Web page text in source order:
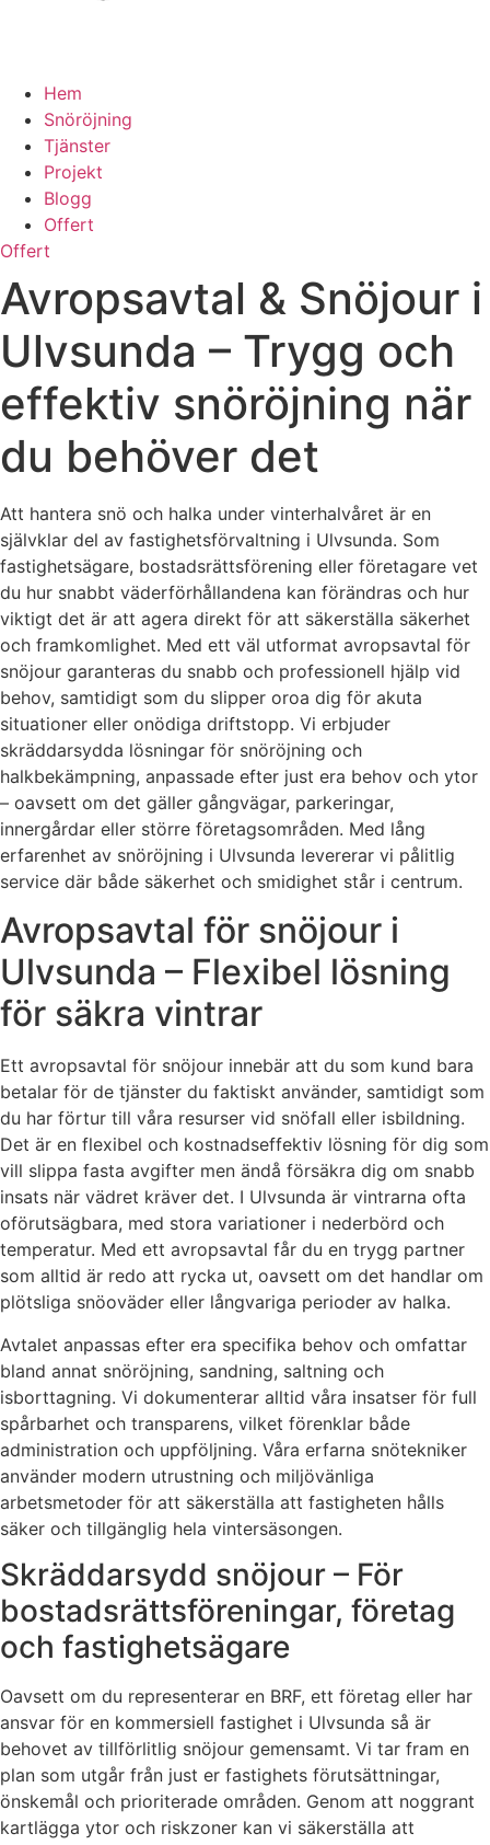
Hem
Snöröjning
Tjänster
Projekt
Blogg
Offert
Offert
Avropsavtal & Snöjour i
Ulvsunda – Trygg och
effektiv snöröjning när
du behöver det
Att hantera snö och halka under vinterhalvåret är en
självklar del av fastighetsförvaltning i Ulvsunda. Som
fastighetsägare, bostadsrättsförening eller företagare vet
du hur snabbt väderförhållandena kan förändras och hur
viktigt det är att agera direkt för att säkerställa säkerhet
och framkomlighet. Med ett väl utformat avropsavtal för
snöjour garanteras du snabb och professionell hjälp vid
behov, samtidigt som du slipper oroa dig för akuta
situationer eller onödiga driftstopp. Vi erbjuder
skräddarsydda lösningar för snöröjning och
halkbekämpning, anpassade efter just era behov och ytor
– oavsett om det gäller gångvägar, parkeringar,
innergårdar eller större företagsområden. Med lång
erfarenhet av snöröjning i Ulvsunda levererar vi pålitlig
service där både säkerhet och smidighet står i centrum.
Avropsavtal för snöjour i
Ulvsunda – Flexibel lösning
för säkra vintrar
Ett avropsavtal för snöjour innebär att du som kund bara
betalar för de tjänster du faktiskt använder, samtidigt som
du har förtur till våra resurser vid snöfall eller isbildning.
Det är en flexibel och kostnadseffektiv lösning för dig som
vill slippa fasta avgifter men ändå försäkra dig om snabb
insats när vädret kräver det. I Ulvsunda är vintrarna ofta
oförutsägbara, med stora variationer i nederbörd och
temperatur. Med ett avropsavtal får du en trygg partner
som alltid är redo att rycka ut, oavsett om det handlar om
plötsliga snöoväder eller långvariga perioder av halka.
Avtalet anpassas efter era specifika behov och omfattar
bland annat snöröjning, sandning, saltning och
isborttagning. Vi dokumenterar alltid våra insatser för full
spårbarhet och transparens, vilket förenklar både
administration och uppföljning. Våra erfarna snötekniker
använder modern utrustning och miljövänliga
arbetsmetoder för att säkerställa att fastigheten hålls
säker och tillgänglig hela vintersäsongen.
Skräddarsydd snöjour – För
bostadsrättsföreningar, företag
och fastighetsägare
Oavsett om du representerar en BRF, ett företag eller har
ansvar för en kommersiell fastighet i Ulvsunda så är
behovet av tillförlitlig snöjour gemensamt. Vi tar fram en
plan som utgår från just er fastighets förutsättningar,
önskemål och prioriterade områden. Genom att noggrant
kartlägga ytor och riskzoner kan vi säkerställa att